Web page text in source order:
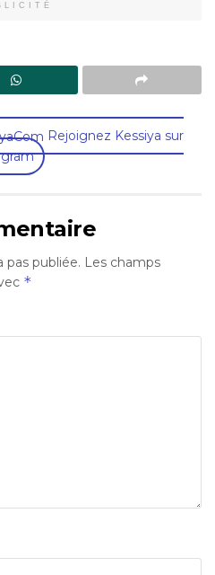
Rejoignez Kessiya sur
pas publiée. Les champs
*